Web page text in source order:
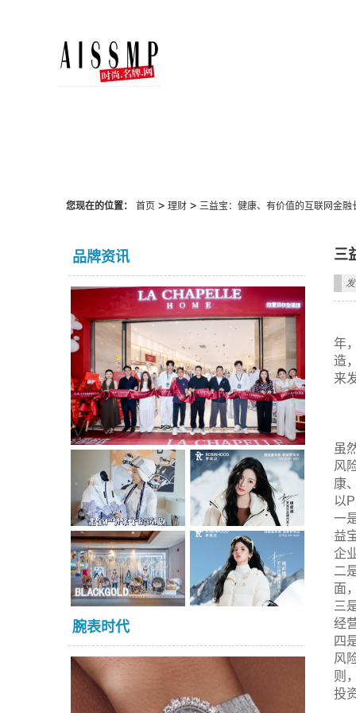
您现在的位置： 首页> 理财> 三益宝：健康、有价值的互联网金融
品牌资讯
腕表时代
三
年
造
来
虽
风
康
以
一
益
企
二
面
三
经
四
风
则
投